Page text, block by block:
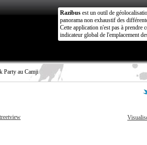
Razibus est un outil de
panorama non exhaustif des
Cette application n'est pas à prendre
indicateur global de l'emplacement
Party au Camji